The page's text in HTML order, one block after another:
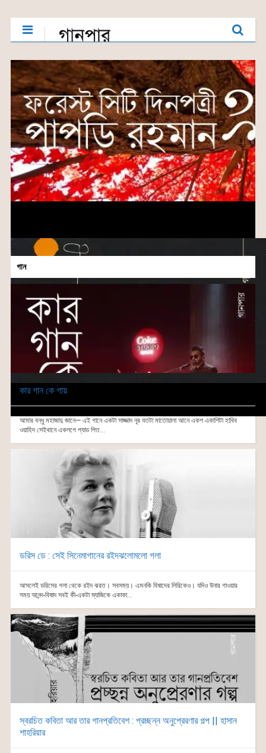
গান
কার গান কে গায়
আমার বন্ধু মহাজাদু জানে— এই গানে একটা সাজ্জাদ নূর যতটা মাতোয়ালা আনে একশ একাশিটা হাবিব
ওয়াহিদ সেইখানে একলগে প্যাড পিত...
ডরিস ডে : সেই সিনেমাগানের রইদঝলোমলো গলা
আসলেই ডরিসের গলা থেকে রইদ ঝরত। সবসময়। এমনকি বিষাদের লিরিকেও। যদিও উনার গাওয়ার
সময় আনন্দ-বিষাদ সবই কী-একটা ম্যাজিকে একাকা...
স্বরচিত কবিতা আর তার গানপ্রতিবেশ : প্রচ্ছন্ন অনুপ্রেরণার গল্প || হাসান
শাহরিয়ার